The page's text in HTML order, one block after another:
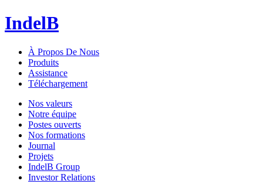
IndelB
À Propos De Nous
Produits
Assistance
Téléchargement
Nos valeurs
Notre équipe
Postes ouverts
Nos formations
Journal
Projets
IndelB Group
Investor Relations